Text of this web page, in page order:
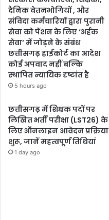
दैनिक वेतनभोगियों , और
संविदा कर्मचारियों द्वारा पुरानी
सेवा को पेंशन के लिए ‘अर्हक
सेवा’ में जोड़ने के संबंध
छत्तीसगढ़ हाईकोर्ट का आदेश
कोई अपवाद नहीं बल्कि
स्थापित न्यायिक दृष्टांत है
5 hours ago
छत्तीसगढ़ में शिक्षक पदों पर
लिखित भर्ती परीक्षा (LST26) के
लिए ऑनलाइन आवेदन प्रक्रिया
शुरू, जानें महत्वपूर्ण तिथियां
1 day ago